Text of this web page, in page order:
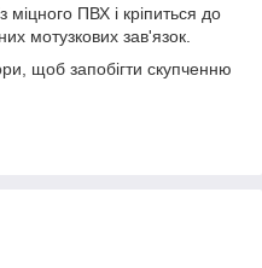
міцного ПВХ і кріпиться до
мотузкових зав'язок.
щоб запобігти скупченню